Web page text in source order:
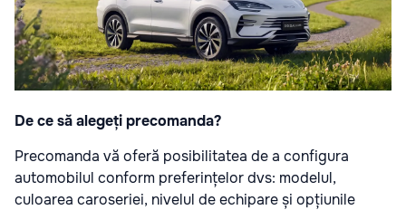
De ce să alegeți precomanda?
Precomanda vă oferă posibilitatea de a configura
automobilul conform preferințelor dvs: modelul,
culoarea caroseriei, nivelul de echipare și opțiunile